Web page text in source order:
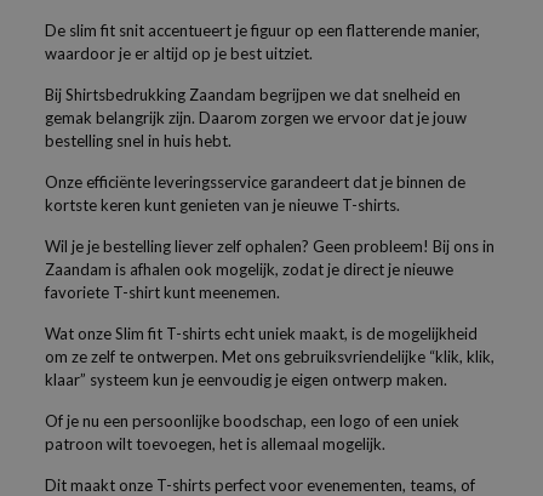
De slim fit snit accentueert je figuur op een flatterende manier,
waardoor je er altijd op je best uitziet.
Bij Shirtsbedrukking Zaandam begrijpen we dat snelheid en
gemak belangrijk zijn. Daarom zorgen we ervoor dat je jouw
bestelling snel in huis hebt.
Onze efficiënte leveringsservice garandeert dat je binnen de
kortste keren kunt genieten van je nieuwe T-shirts.
Wil je je bestelling liever zelf ophalen? Geen probleem! Bij ons in
Zaandam is afhalen ook mogelijk, zodat je direct je nieuwe
favoriete T-shirt kunt meenemen.
Wat onze Slim fit T-shirts echt uniek maakt, is de mogelijkheid
om ze zelf te ontwerpen. Met ons gebruiksvriendelijke “klik, klik,
klaar” systeem kun je eenvoudig je eigen ontwerp maken.
Of je nu een persoonlijke boodschap, een logo of een uniek
patroon wilt toevoegen, het is allemaal mogelijk.
Dit maakt onze T-shirts perfect voor evenementen, teams, of